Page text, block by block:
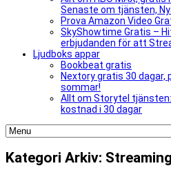
Senaste om tjänsten,
Prova Amazon Video
SkyShowtime Gratis –
erbjudanden för att
Ljudboks appar
Bookbeat gratis
Nextory gratis 30 dagar,
sommar!
Allt om Storytel
kostnad i 30 dagar
Kategori Arkiv: Streaming